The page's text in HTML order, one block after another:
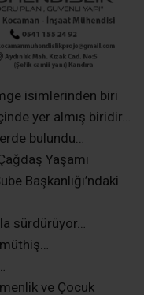
ve Çocuk
okuyan ilköğretim
İstanbul’u görüp,
adına da bir güzel
kutluyoruz.
Kandıra’nın
inanıyoruz ki,
saklayacaklar bu
olursa bu